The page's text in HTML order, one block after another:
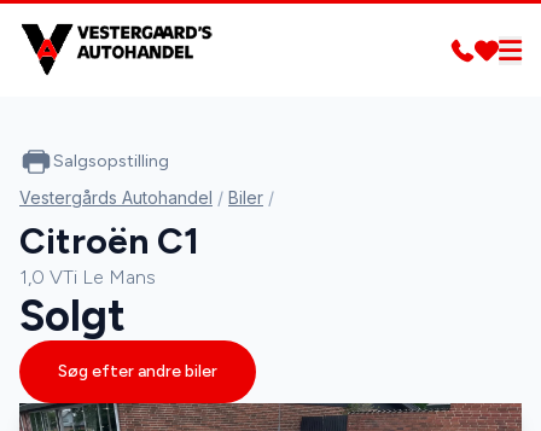
Salgsopstilling
Vestergårds Autohandel / Biler /
Citroën C1
1,0 VTi Le Mans
Solgt
Søg efter andre biler